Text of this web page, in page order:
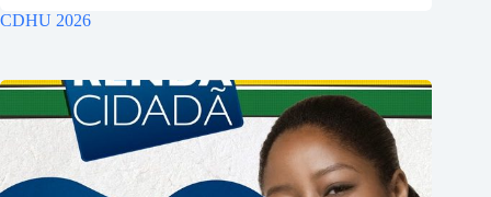
CDHU 2026